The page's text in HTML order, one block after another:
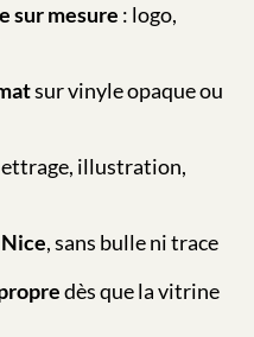
sur mesure : logo,
sur vinyle opaque ou
illustration,
, sans bulle ni trace
dès que la vitrine